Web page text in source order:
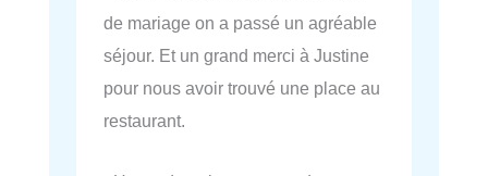
de mariage on a passé un agréable
séjour. Et un grand merci à Justine
pour nous avoir trouvé une place au
restaurant.